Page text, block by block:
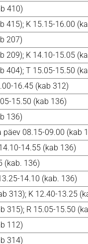
410)
415); K 15.15-16.00
207)
209); K 14.10-15.05
404); T 15.05-15.50
16.45 (kab 312)
15.50 (kab 136)
136)
päev 08.15-09.00 (kab
14.55 (kab 136)
(kab. 136)
14.10 (kab. 136)
313); K 12.40-13.25
315); R 15.05-15.50
112)
314)